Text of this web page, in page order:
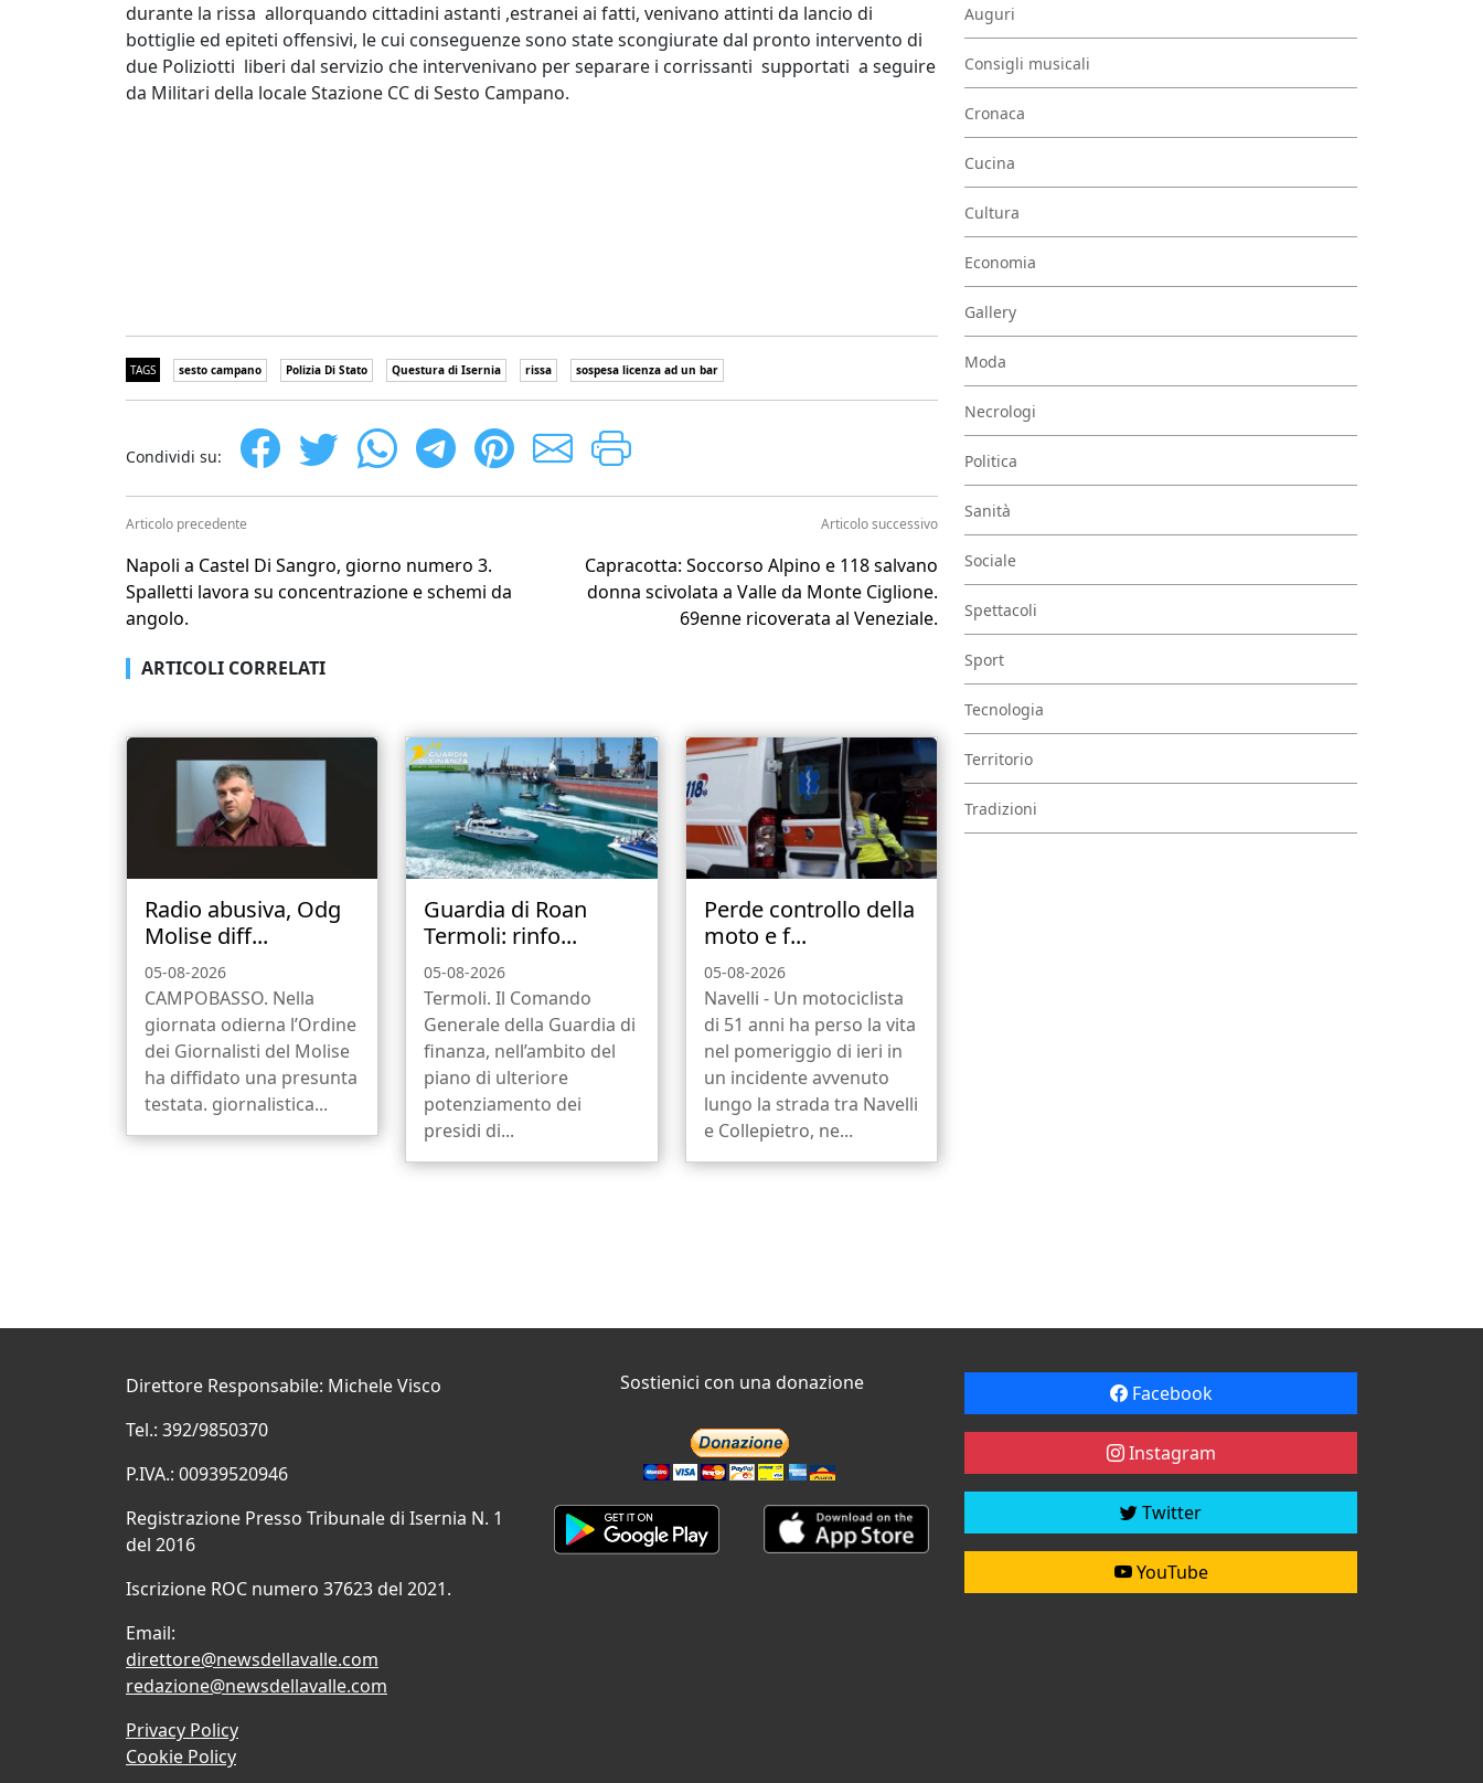
durante la rissa allorquando cittadini astanti ,estranei ai fatti, venivano attinti da lancio di
bottiglie ed epiteti offensivi, le cui conseguenze sono state scongiurate dal pronto intervento di
due Poliziotti liberi dal servizio che intervenivano per separare i corrissanti supportati a seguire
da Militari della locale Stazione CC di Sesto Campano.
TAGS sesto campano Polizia Di Stato Questura di Isernia rissa sospesa licenza ad un bar
Condividi su:
Articolo precedente
Napoli a Castel Di Sangro, giorno numero 3.
Spalletti lavora su concentrazione e schemi da
angolo.
Articolo successivo
Capracotta: Soccorso Alpino e 118 salvano
donna scivolata a Valle da Monte Ciglione.
69enne ricoverata al Veneziale.
ARTICOLI CORRELATI
Radio abusiva, Odg
Molise diff...
05-08-2026
CAMPOBASSO. Nella
giornata odierna l’Ordine
dei Giornalisti del Molise
ha diffidato una presunta
testata. giornalistica...
Guardia di Roan
Termoli: rinfo...
05-08-2026
Termoli. Il Comando
Generale della Guardia di
finanza, nell’ambito del
piano di ulteriore
potenziamento dei
presidi di...
Perde controllo della
moto e f...
05-08-2026
Navelli - Un motociclista
di 51 anni ha perso la vita
nel pomeriggio di ieri in
un incidente avvenuto
lungo la strada tra Navelli
e Collepietro, ne...
Auguri
Consigli musicali
Cronaca
Cucina
Cultura
Economia
Gallery
Moda
Necrologi
Politica
Sanità
Sociale
Spettacoli
Sport
Tecnologia
Territorio
Tradizioni
Direttore Responsabile: Michele Visco
Tel.: 392/9850370
P.IVA.: 00939520946
Registrazione Presso Tribunale di Isernia N. 1
del 2016
Iscrizione ROC numero 37623 del 2021.
Email:
direttore@newsdellavalle.com
redazione@newsdellavalle.com
Privacy Policy
Cookie Policy
Sostienici con una donazione Facebook
Instagram
Twitter
YouTube